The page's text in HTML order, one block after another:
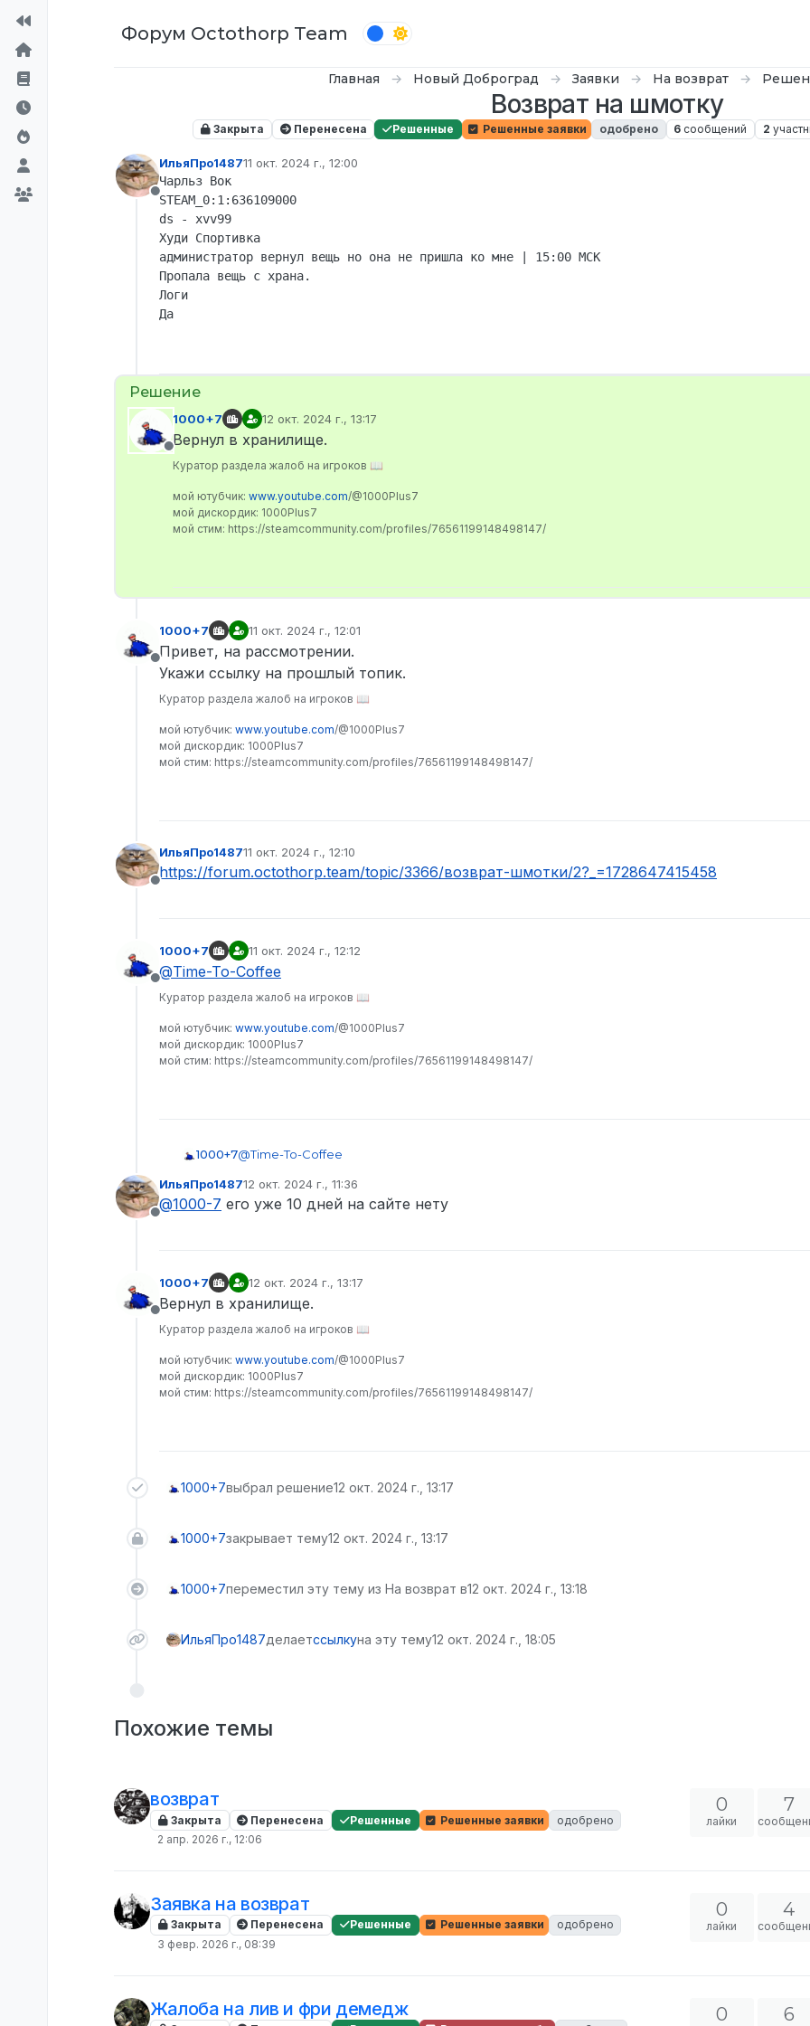
Форум Octothorp Team
Главная Новый Доброград Заявки На возврат
Возврат на шмотку
Закрыта Перенесена Решенные Решенные заявки одобрено 6 сообщений 2
Не в сети
ИльяПро148711 окт. 2024 г., 12:00
отредактировано
Чарльз Вок
STEAM_0:1:636109000
ds - xvv99
Худи Спортивка
администратор вернул вещь но она не пришла ко мне | 15:00 MCK
Пропала вещь с храна.
Логи
Не в сети
1000+7 12 окт. 2024 г., 13:17
отредактировано
Вернул в хранилище.
Куратор раздела жалоб на игроков 📖
мой ютубчик: www.youtube.com/@1000Plus7
мой дискордик: 1000Plus7
мой стим: https://steamcommunity.com/profiles/76561199148498147/
Не в сети
1000+7 11 окт. 2024 г., 12:01
отредактировано
Привет, на рассмотрении.
Укажи ссылку на прошлый топик.
Куратор раздела жалоб на игроков 📖
мой ютубчик: www.youtube.com/@1000Plus7
мой дискордик: 1000Plus7
мой стим: https://steamcommunity.com/profiles/76561199148498147/
Не в сети
ИльяПро148711 окт. 2024 г., 12:10
отредактировано
https://forum.octothorp.team/topic/3366/возврат-шмотки/2?_=1728647415458
Не в сети
1000+7 11 окт. 2024 г., 12:12
отредактировано
@Time-To-Coffee
Куратор раздела жалоб на игроков 📖
мой ютубчик: www.youtube.com/@1000Plus7
мой дискордик: 1000Plus7
мой стим: https://steamcommunity.com/profiles/76561199148498147/
1000+7@Time-To-Coffee
Не в сети
ИльяПро148712 окт. 2024 г., 11:36
отредактировано
@1000-7 его уже 10 дней на сайте нету
Не в сети
1000+7 12 окт. 2024 г., 13:17
отредактировано
Вернул в хранилище.
Куратор раздела жалоб на игроков 📖
мой ютубчик: www.youtube.com/@1000Plus7
мой дискордик: 1000Plus7
мой стим: https://steamcommunity.com/profiles/76561199148498147/
1000+7выбрал решение12 окт. 2024 г., 13:17
1000+7закрывает тему12 окт. 2024 г., 13:17
1000+7переместил эту тему из На возврат в12 окт. 2024 г., 13:18
ИльяПро1487делаетссылкуна эту тему12 окт. 2024 г., 18:05
Похожие темы
возврат
Закрыта Перенесена Решенные Решенные заявки
одобрено
2 апр. 2026 г., 12:06
0
лайки
7
Заявка на возврат
Закрыта Перенесена Решенные Решенные заявки
одобрено
3 февр. 2026 г., 08:39
0
лайки
4
Жалоба на лив и фри демедж 0 6